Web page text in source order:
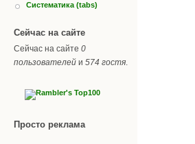
Систематика (tabs)
Сейчас на сайте
Сейчас на сайте 0
пользователей и 574 гостя.
Просто реклама